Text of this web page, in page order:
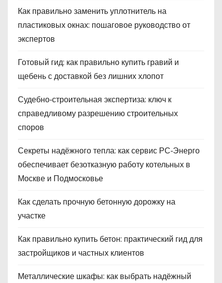
Как правильно заменить уплотнитель на
пластиковых окнах: пошаговое руководство от
экспертов
Готовый гид: как правильно купить гравий и
щебень с доставкой без лишних хлопот
Судебно‑строительная экспертиза: ключ к
справедливому разрешению строительных
споров
Секреты надёжного тепла: как сервис РС‑Энерго
обеспечивает безотказную работу котельных в
Москве и Подмосковье
Как сделать прочную бетонную дорожку на
участке
Как правильно купить бетон: практический гид для
застройщиков и частных клиентов
Металлические шкафы: как выбрать надёжный